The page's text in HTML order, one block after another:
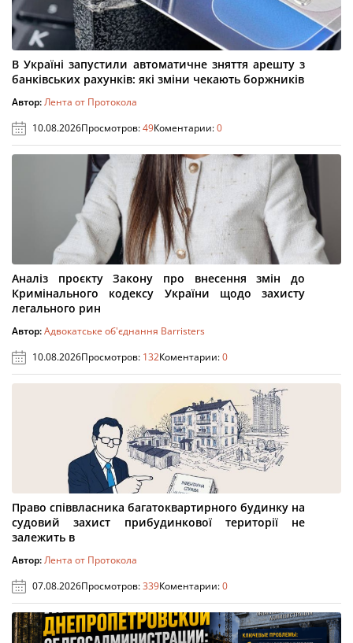
В Україні запустили автоматичне зняття арешту з
банківських рахунків: які зміни чекають боржників
Автор:Лента от Протокола
10.08.2026Просмотров:49Коментарии:0
Аналіз проєкту Закону про внесення змін до
Кримінального кодексу України щодо захисту
легального рин
Автор:Адвокатське об'єднання Barristers
10.08.2026Просмотров: 132Коментарии:0
Право співвласника багатоквартирного будинку на
судовий захист прибудинкової території не
залежить в
Автор:Лента от Протокола
07.08.2026Просмотров:339Коментарии:0